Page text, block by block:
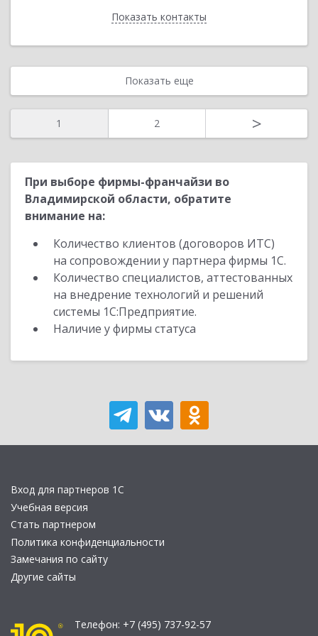
Показать контакты
Назад
Показать еще
1 2 >
При выборе фирмы-франчайзи во
Владимирской области, обратите
внимание на:
Количество клиентов (договоров ИТС)
на сопровождении у партнера фирмы 1С.
Количество специалистов, аттестованных
на внедрение технологий и решений
системы 1С:Предприятие.
Наличие у фирмы статуса
Вход для партнеров 1С
Учебная версия
Стать партнером
Политика конфиденциальности
Замечания по сайту
Другие сайты
Телефон: +7 (495) 737-92-57